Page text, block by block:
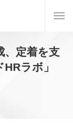
、定着を支
ラボ」